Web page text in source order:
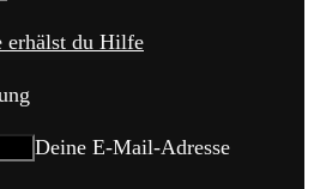
erhälst du Hilfe
Deine E-Mail-Adresse